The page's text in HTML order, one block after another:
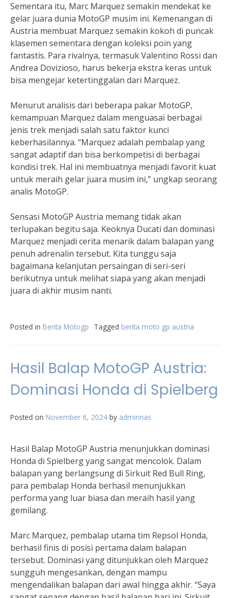
Sementara itu, Marc Marquez semakin mendekat ke
gelar juara dunia MotoGP musim ini. Kemenangan di
Austria membuat Marquez semakin kokoh di puncak
klasemen sementara dengan koleksi poin yang
fantastis. Para rivalnya, termasuk Valentino Rossi dan
Andrea Dovizioso, harus bekerja ekstra keras untuk
bisa mengejar ketertinggalan dari Marquez.
Menurut analisis dari beberapa pakar MotoGP,
kemampuan Marquez dalam menguasai berbagai
jenis trek menjadi salah satu faktor kunci
keberhasilannya. “Marquez adalah pembalap yang
sangat adaptif dan bisa berkompetisi di berbagai
kondisi trek. Hal ini membuatnya menjadi favorit kuat
untuk meraih gelar juara musim ini,” ungkap seorang
analis MotoGP.
Sensasi MotoGP Austria memang tidak akan
terlupakan begitu saja. Keoknya Ducati dan dominasi
Marquez menjadi cerita menarik dalam balapan yang
penuh adrenalin tersebut. Kita tunggu saja
bagaimana kelanjutan persaingan di seri-seri
berikutnya untuk melihat siapa yang akan menjadi
juara di akhir musim nanti.
Posted in Berita Motogp Tagged berita moto gp austria
Hasil Balap MotoGP Austria:
Dominasi Honda di Spielberg
Posted on November 6, 2024 by adminnas
Hasil Balap MotoGP Austria menunjukkan dominasi
Honda di Spielberg yang sangat mencolok. Dalam
balapan yang berlangsung di Sirkuit Red Bull Ring,
para pembalap Honda berhasil menunjukkan
performa yang luar biasa dan meraih hasil yang
gemilang.
Marc Marquez, pembalap utama tim Repsol Honda,
berhasil finis di posisi pertama dalam balapan
tersebut. Dominasi yang ditunjukkan oleh Marquez
sungguh mengesankan, dengan mampu
mengendalikan balapan dari awal hingga akhir. “Saya